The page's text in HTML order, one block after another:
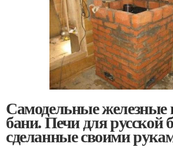
Самодельные железные
бани. Печи для русской
сделанные своими